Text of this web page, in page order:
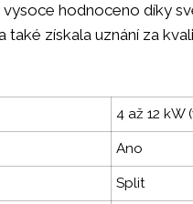
hodnoceno díky
získala uznání za
4 až 12 kW
Ano
Split